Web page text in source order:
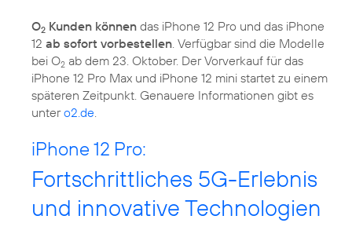
O2 Kunden können das iPhone 12 Pro und das iPhone
12 ab sofort vorbestellen. Verfügbar sind die Modelle
bei O2 ab dem 23. Oktober. Der Vorverkauf für das
iPhone 12 Pro Max und iPhone 12 mini startet zu einem
späteren Zeitpunkt. Genauere Informationen gibt es
untero2.de.
iPhone 12 Pro:
Fortschrittliches 5G-Erlebnis
und innovative Technologien